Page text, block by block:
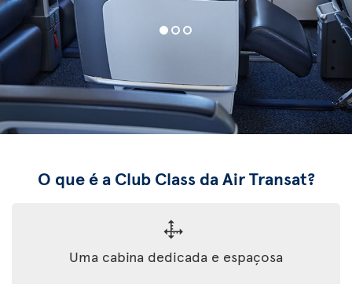
O que é a Club Class da Air Transat?
Uma cabina dedicada e espaçosa